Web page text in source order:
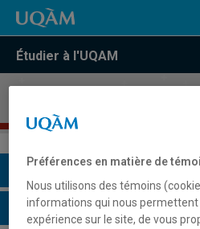
Étudier à l'UQAM
Présentation du programme
Conditions d'admission
Préférences en matière de
Nous utilisons des témoins
informations qui nous permettent
expérience sur le site, de vous